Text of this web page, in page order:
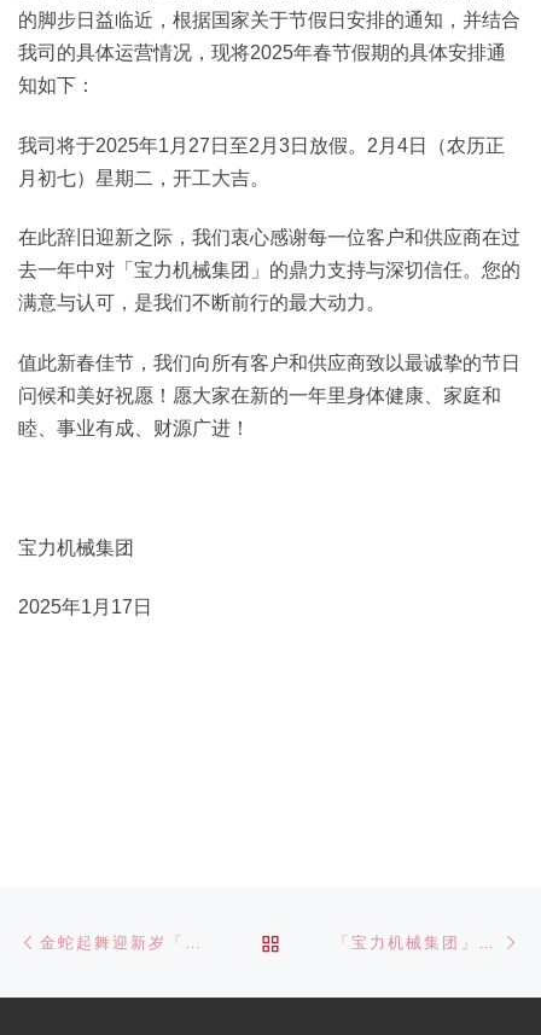
的脚步日益临近，根据国家关于节假日安排的通知，并结合
我司的具体运营情况，现将2025年春节假期的具体安排通
知如下：
我司将于2025年1月27日至2月3日放假。2月4日（农历正
月初七）星期二，开工大吉。
在此辞旧迎新之际，我们衷心感谢每一位客户和供应商在过
去一年中对「宝力机械集团」的鼎力支持与深切信任。您的
满意与认可，是我们不断前行的最大动力。
值此新春佳节，我们向所有客户和供应商致以最诚挚的节日
问候和美好祝愿！愿大家在新的一年里身体健康、家庭和
睦、事业有成、财源广进！
宝力机械集团
2025年1月17日
Post navigation BACK TO POST LIST